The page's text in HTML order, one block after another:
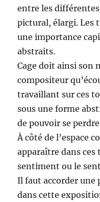
entre les
pictural, élargi. Les
une importance
abstraits.
Cage doit ainsi son
compositeur
travaillant sur ces
sous une forme
de pouvoir se
À côté de l’espace
apparaître dans ces
sentiment ou le
Il faut accorder
dans cette